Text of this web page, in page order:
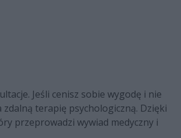
Jeśli cenisz sobie wygodę i nie
terapię psychologiczną. Dzięki
przeprowadzi wywiad medyczny i